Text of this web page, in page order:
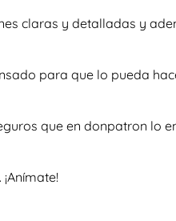
claras y detalladas y
para que lo pueda
que en donpatron lo